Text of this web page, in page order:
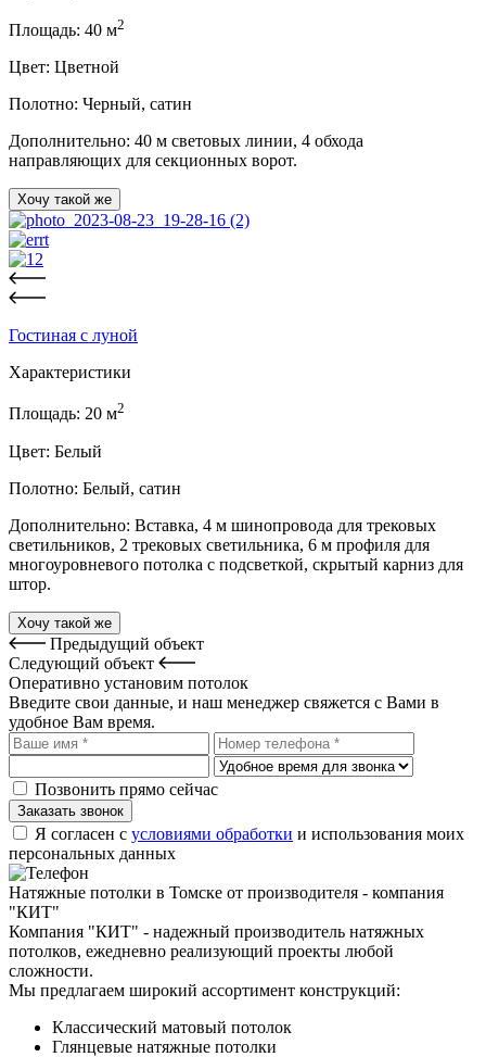
Площадь: 40 м2
Цвет: Цветной
Полотно: Черный, сатин
Дополнительно: 40 м световых линии, 4 обхода
направляющих для секционных ворот.
Хочу такой же
Гостиная с луной
Характеристики
Площадь: 20 м2
Цвет: Белый
Полотно: Белый, сатин
Дополнительно: Вставка, 4 м шинопровода для трековых
светильников, 2 трековых светильника, 6 м профиля для
многоуровневого потолка с подсветкой, скрытый карниз для
штор.
Хочу такой же
Предыдущий объект
Следующий объект
Оперативно установим потолок
Введите свои данные, и наш менеджер свяжется с Вами в
удобное Вам время.
Позвонить прямо сейчас
Заказать звонок
Я согласен с условиями обработки и использования моих
персональных данных
Натяжные потолки в Томске от производителя - компания
"КИТ"
Компания "КИТ" - надежный производитель натяжных
потолков, ежедневно реализующий проекты любой
сложности.
Мы предлагаем широкий ассортимент конструкций:
Классический матовый потолок
Глянцевые натяжные потолки